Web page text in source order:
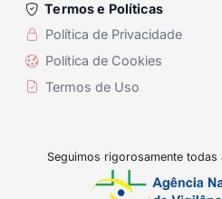
Termos e Políticas
Política de Privacidade
Política de Cookies
Termos de Uso
Seguimos rigorosamente todas